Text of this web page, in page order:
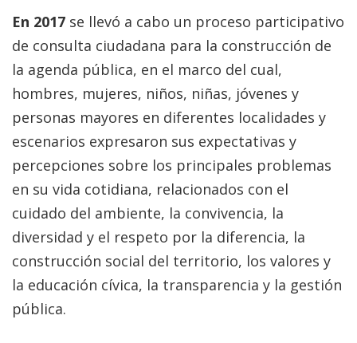
En 2017 se llevó a cabo un proceso participativo
de consulta ciudadana para la construcción de
la agenda pública, en el marco del cual,
hombres, mujeres, niños, niñas, jóvenes y
personas mayores en diferentes localidades y
escenarios expresaron sus expectativas y
percepciones sobre los principales problemas
en su vida cotidiana, relacionados con el
cuidado del ambiente, la convivencia, la
diversidad y el respeto por la diferencia, la
construcción social del territorio, los valores y
la educación cívica, la transparencia y la gestión
pública.